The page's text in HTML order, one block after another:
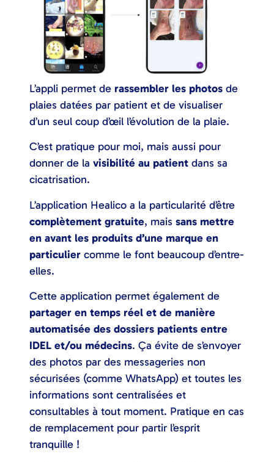
L’appli permet de rassembler les photos de
plaies datées par patient et de visualiser
d’un seul coup d’œil l’évolution de la plaie.
C’est pratique pour moi, mais aussi pour
donner de la visibilité au patient dans sa
cicatrisation.
L’application Healico a la particularité d’être
complètement gratuite, mais sans mettre
en avant les produits d’une marque en
particulier comme le font beaucoup d’entre-
elles.
Cette application permet également de
partager en temps réel et de manière
automatisée des dossiers patients entre
IDEL et/ou médecins. Ça évite de s’envoyer
des photos par des messageries non
sécurisées (comme WhatsApp) et toutes les
informations sont centralisées et
consultables à tout moment. Pratique en cas
de remplacement pour partir l’esprit
tranquille !